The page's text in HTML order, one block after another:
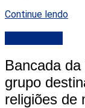
Continue lendo
Bancada da
grupo
religiões de